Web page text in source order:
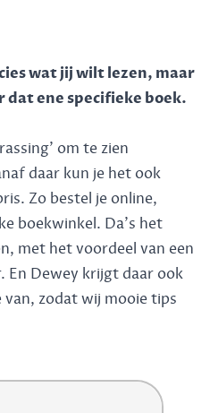
wat jij wilt lezen, maar
dat ene specifieke boek.
om te zien
daar kun je het ook
Zo bestel je online,
boekwinkel. Da's het
met het voordeel van een
En Dewey krijgt daar ook
van, zodat wij mooie tips